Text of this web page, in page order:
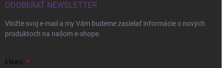
ODOBERAŤ NEWSLETTER
Vložte svoj e-mail a my Vám budeme zasielať informácie o nových
produktoch na našom e-shope.
EMAIL